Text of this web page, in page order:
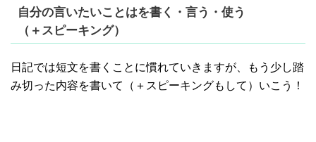
自分の言いたいことはを書く・言う・使う
（＋スピーキング）
日記では短文を書くことに慣れていきますが、もう少し踏
み切った内容を書いて（＋スピーキングもして）いこう！